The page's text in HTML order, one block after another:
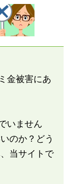
金被害にあ
いません
のか？どう
当サイトで